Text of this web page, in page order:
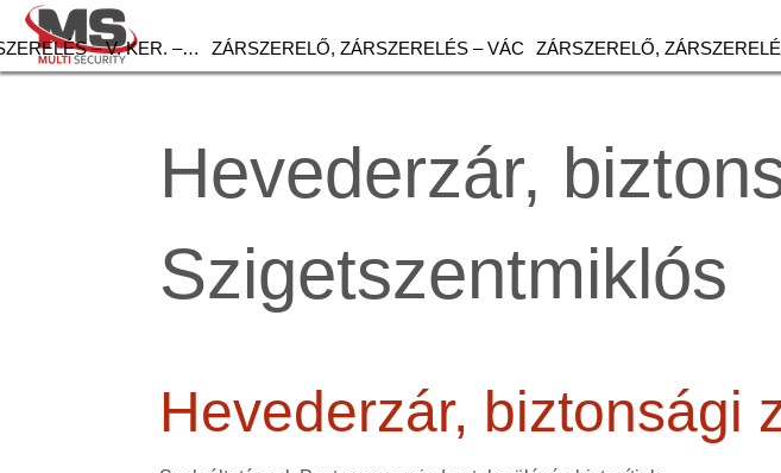
– V. KER. –… ZÁRSZERELŐ, ZÁRSZERELÉS – VÁC ZÁRSZERELŐ,
Hevederzár,
Szigetszentmiklós
Hevederzár, biztonsági